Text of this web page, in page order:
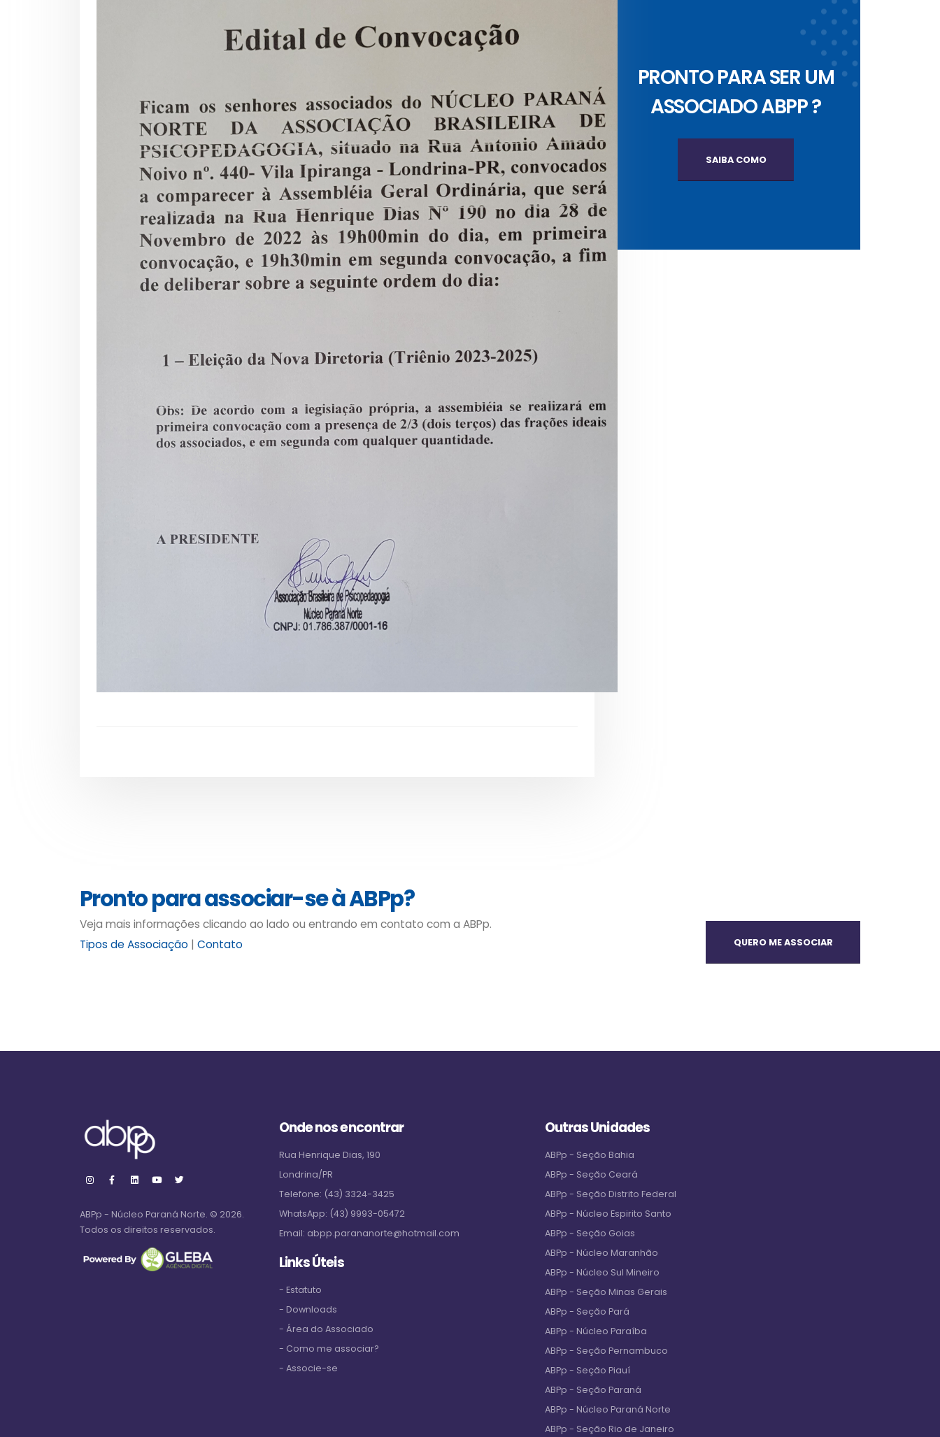
PRONTO PARA SER UM
ASSOCIADO ABPP ?
SAIBA COMO
Pronto para associar-se à ABPp?
Veja mais informações clicando ao lado ou entrando em contato com a ABPp.
Tipos de Associação | Contato QUERO ME ASSOCIAR
ABPp - Núcleo Paraná Norte. © 2026.
Todos os direitos reservados.
Onde nos encontrar
Rua Henrique Dias, 190
Londrina/PR
Telefone: (43) 3324-3425
WhatsApp: (43) 9993-05472
Email: abpp.parananorte@hotmail.com
Links Úteis
- Estatuto
- Downloads
- Área do Associado
- Como me associar?
- Associe-se
Outras Unidades
ABPp - Seção Bahia
ABPp - Seção Ceará
ABPp - Seção Distrito Federal
ABPp - Núcleo Espirito Santo
ABPp - Seção Goias
ABPp - Núcleo Maranhão
ABPp - Núcleo Sul Mineiro
ABPp - Seção Minas Gerais
ABPp - Seção Pará
ABPp - Núcleo Paraíba
ABPp - Seção Pernambuco
ABPp - Seção Piauí
ABPp - Seção Paraná
ABPp - Núcleo Paraná Norte
ABPp - Seção Rio de Janeiro